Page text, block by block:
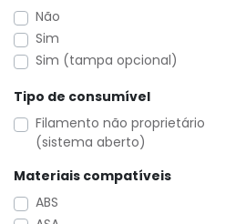
Não
Sim
Sim (tampa opcional)
Tipo de consumível
Filamento não proprietário
(sistema aberto)
Materiais compatíveis
ABS